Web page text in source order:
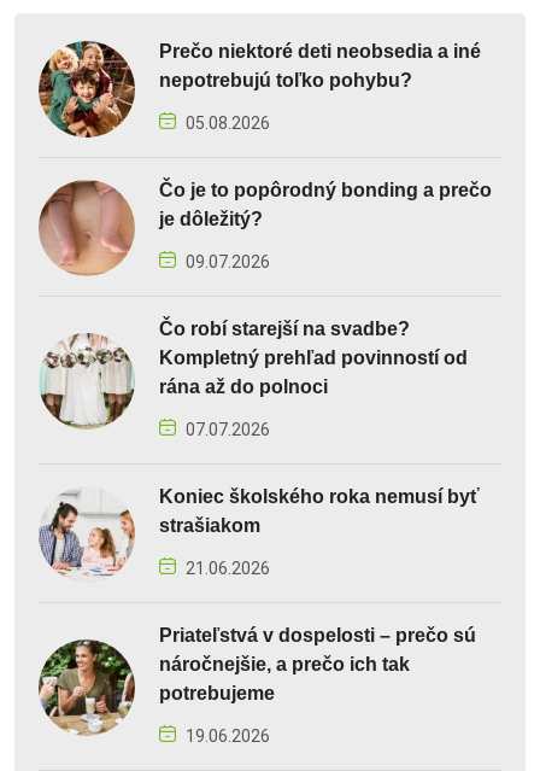
Prečo niektoré deti neobsedia a iné
nepotrebujú toľko pohybu?
05.08.2026
Čo je to popôrodný bonding a prečo
je dôležitý?
09.07.2026
Čo robí starejší na svadbe?
Kompletný prehľad povinností od
rána až do polnoci
07.07.2026
Koniec školského roka nemusí byť
strašiakom
21.06.2026
Priateľstvá v dospelosti – prečo sú
náročnejšie, a prečo ich tak
potrebujeme
19.06.2026